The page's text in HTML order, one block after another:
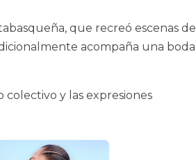
que recreó escenas del
acompaña una boda
y las expresiones